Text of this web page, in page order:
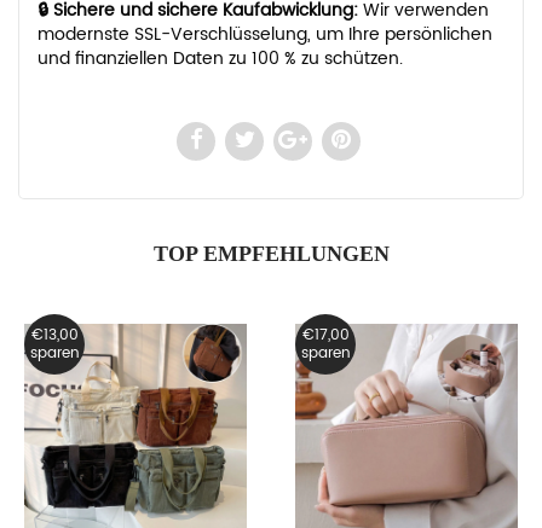
🔒 Sichere und sichere Kaufabwicklung:Wir verwenden
modernste SSL-Verschlüsselung, um Ihre persönlichen
und finanziellen Daten zu 100 % zu schützen.
TOP EMPFEHLUNGEN
€13,00
sparen
€17,00
sparen